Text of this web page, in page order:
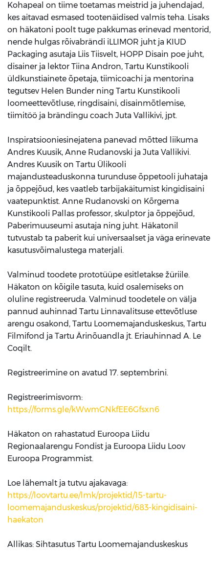
Kohapeal on tiime toetamas meistrid ja juhendajad,
kes aitavad esmased tootenäidised valmis teha. Lisaks
on häkatoni poolt tuge pakkumas erinevad mentorid,
nende hulgas rõivabrändi iLLIMOR juht ja KIUD
Packaging asutaja Liis Tiisvelt, HOPP Disain poe juht,
disainer ja lektor Tiina Andron, Tartu Kunstikooli
üldkunstiainete õpetaja, tiimicoachi ja mentorina
tegutsev Helen Bunder ning Tartu Kunstikooli
loomeettevõtluse, ringdisaini, disainmõtlemise,
tiimitöö ja brändingu coach Juta Vallikivi, jpt.
Inspiratsiooniesinejatena panevad mõtted liikuma
Andres Kuusik, Anne Rudanovski ja Juta Vallikivi.
Andres Kuusik on Tartu Ülikooli
majandusteaduskonna turunduse õppetooli juhataja
ja õppejõud, kes vaatleb tarbijakäitumist kingidisaini
vaatepunktist. Anne Rudanovski on Kõrgema
Kunstikooli Pallas professor, skulptor ja õppejõud,
Paberimuuseumi asutaja ning juht. Häkatonil
tutvustab ta paberit kui universaalset ja väga erinevate
kasutusvõimalustega materjali.
Valminud toodete prototüüpe esitletakse žüriile.
Häkaton on kõigile tasuta, kuid osalemiseks on
oluline registreeruda. Valminud toodetele on välja
pannud auhinnad Tartu Linnavalitsuse ettevõtluse
arengu osakond, Tartu Loomemajanduskeskus, Tartu
Filmifond ja Tartu Ärinõuandla jt. Eriauhinnad A. Le
Coqilt.
Registreerimine on avatud 17. septembrini.
Registreerimisvorm:
https://forms.gle/kWwmGNkfEE6Gfsxn6
Häkaton on rahastatud Euroopa Liidu
Regionaalarengu Fondist ja Euroopa Liidu Loov
Euroopa Programmist.
Loe lähemalt ja tutvu ajakavaga:
https://loovtartu.ee/lmk/projektid/15-tartu-
loomemajanduskeskus/projektid/683-kingidisaini-
haekaton
Allikas: Sihtasutus Tartu Loomemajanduskeskus